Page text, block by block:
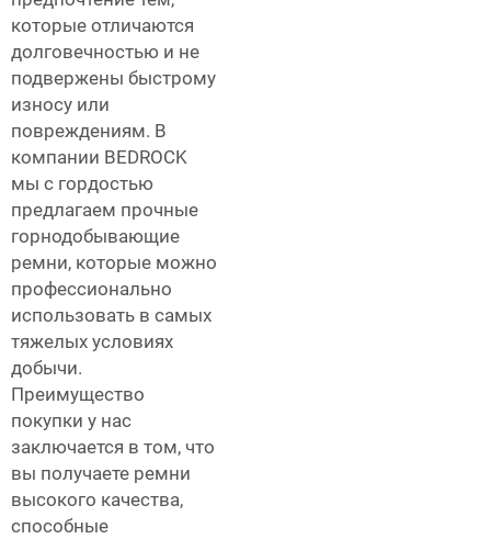
которые отличаются
долговечностью и не
подвержены быстрому
износу или
повреждениям. В
компании BEDROCK
мы с гордостью
предлагаем прочные
горнодобывающие
ремни, которые можно
профессионально
использовать в самых
тяжелых условиях
добычи.
Преимущество
покупки у нас
заключается в том, что
вы получаете ремни
высокого качества,
способные